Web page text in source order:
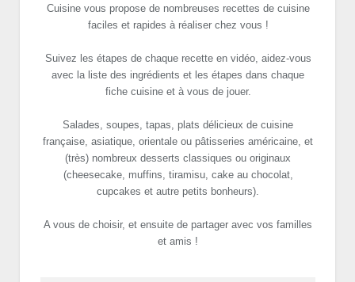
Cuisine vous propose de nombreuses recettes de cuisine
faciles et rapides à réaliser chez vous !
Suivez les étapes de chaque recette en vidéo, aidez-vous
avec la liste des ingrédients et les étapes dans chaque
fiche cuisine et à vous de jouer.
Salades, soupes, tapas, plats délicieux de cuisine
française, asiatique, orientale ou pâtisseries américaine, et
(très) nombreux desserts classiques ou originaux
(cheesecake, muffins, tiramisu, cake au chocolat,
cupcakes et autre petits bonheurs).
A vous de choisir, et ensuite de partager avec vos familles
et amis !